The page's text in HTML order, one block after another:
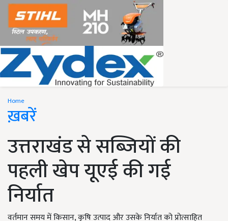
Home
ख़बरें
उत्तराखंड से सब्जियों की
पहली खेप यूएई की गई
निर्यात
वर्तमान समय में किसान, कृषि उत्पाद और उसके निर्यात को प्रोत्साहित